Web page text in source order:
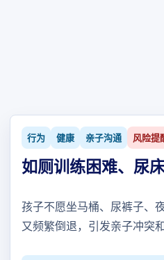
行为 健康 亲子沟通 风险提
如厕训练困难、尿
孩子不愿坐马桶、尿裤子、
又频繁倒退，引发亲子冲突